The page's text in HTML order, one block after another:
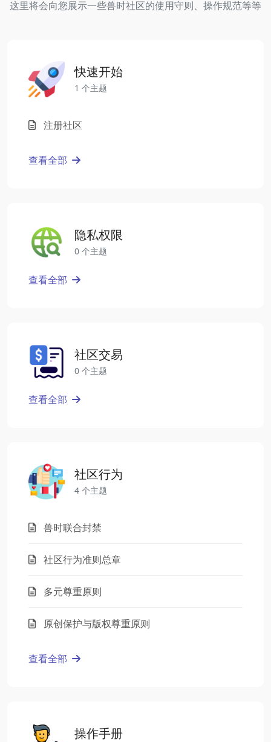
这里将会向您展示一些兽时社区的使用守则、操作规范等等
快速开始
1 个主题
注册社区
查看全部
隐私权限
0 个主题
查看全部
社区交易
0 个主题
查看全部
社区行为
4 个主题
兽时联合封禁
社区行为准则总章
多元尊重原则
原创保护与版权尊重原则
查看全部
操作手册